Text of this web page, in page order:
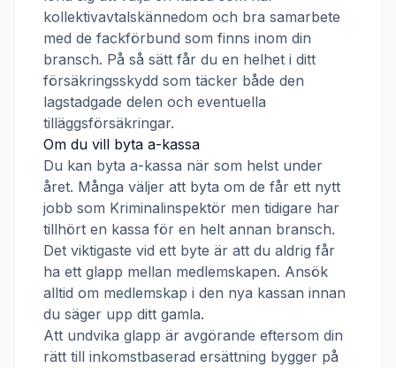
kollektivavtalskännedom och bra samarbete
med de fackförbund som finns inom din
bransch. På så sätt får du en helhet i ditt
försäkringsskydd som täcker både den
lagstadgade delen och eventuella
tilläggsförsäkringar.
Om du vill byta a-kassa
Du kan byta a-kassa när som helst under
året. Många väljer att byta om de får ett nytt
jobb som Kriminalinspektör men tidigare har
tillhört en kassa för en helt annan bransch.
Det viktigaste vid ett byte är att du aldrig får
ha ett glapp mellan medlemskapen. Ansök
alltid om medlemskap i den nya kassan innan
du säger upp ditt gamla.
Att undvika glapp är avgörande eftersom din
rätt till inkomstbaserad ersättning bygger på